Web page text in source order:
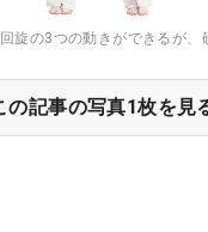
旋の3つの動きができるが、
の記事の写真1枚を見